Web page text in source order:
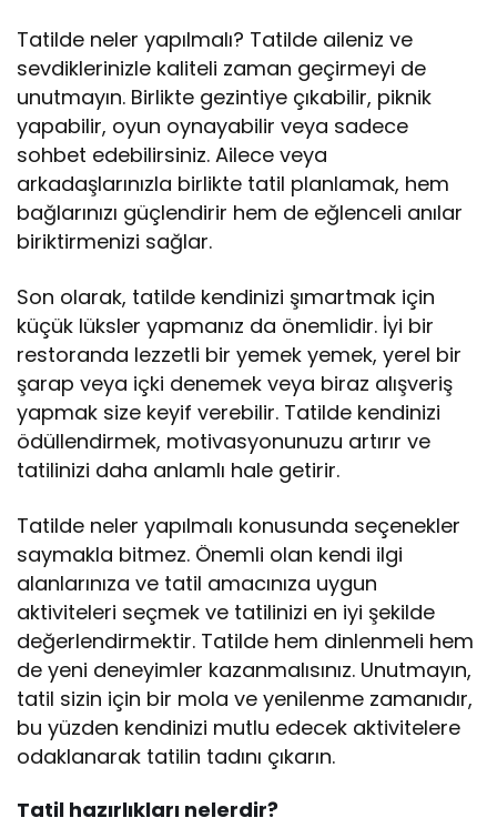
Tatilde neler yapılmalı? Tatilde aileniz ve
sevdiklerinizle kaliteli zaman geçirmeyi de
unutmayın. Birlikte gezintiye çıkabilir, piknik
yapabilir, oyun oynayabilir veya sadece
sohbet edebilirsiniz. Ailece veya
arkadaşlarınızla birlikte tatil planlamak, hem
bağlarınızı güçlendirir hem de eğlenceli anılar
biriktirmenizi sağlar.
Son olarak, tatilde kendinizi şımartmak için
küçük lüksler yapmanız da önemlidir. İyi bir
restoranda lezzetli bir yemek yemek, yerel bir
şarap veya içki denemek veya biraz alışveriş
yapmak size keyif verebilir. Tatilde kendinizi
ödüllendirmek, motivasyonunuzu artırır ve
tatilinizi daha anlamlı hale getirir.
Tatilde neler yapılmalı konusunda seçenekler
saymakla bitmez. Önemli olan kendi ilgi
alanlarınıza ve tatil amacınıza uygun
aktiviteleri seçmek ve tatilinizi en iyi şekilde
değerlendirmektir. Tatilde hem dinlenmeli hem
de yeni deneyimler kazanmalısınız. Unutmayın,
tatil sizin için bir mola ve yenilenme zamanıdır,
bu yüzden kendinizi mutlu edecek aktivitelere
odaklanarak tatilin tadını çıkarın.
Tatil hazırlıkları nelerdir?